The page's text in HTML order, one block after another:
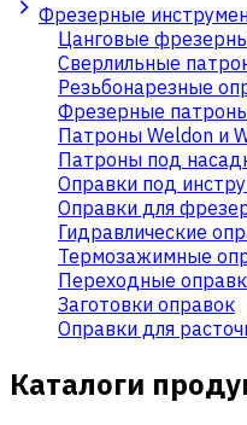
Фрезерные
Цанговые
Сверлильные
Резьбонарезные
Фрезерные
Патроны Weldon и
Патроны под
Оправки под
Оправки для
Гидравлические
Термозажимные
Переходные
Заготовки оправок
Оправки для
Каталоги